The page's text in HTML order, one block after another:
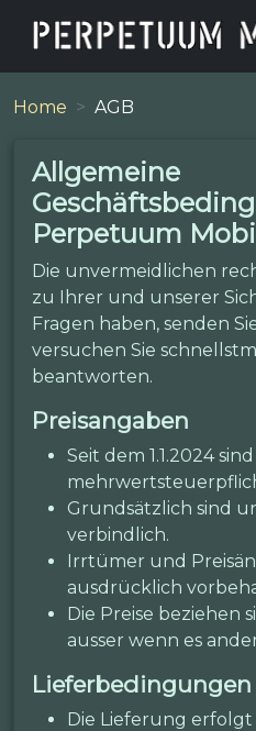
Home AGB
Allgemeine
Perpetuum
Die unvermeidlichen
zu Ihrer und unserer
Fragen haben, senden
versuchen Sie
beantworten.
Preisangaben
Seit dem 1.1.2024
Grundsätzlich sind
verbindlich.
Irrtümer und
ausdrücklich
Die Preise beziehen
ausser wenn es
Lieferbedingungen
Die Lieferung erfolgt